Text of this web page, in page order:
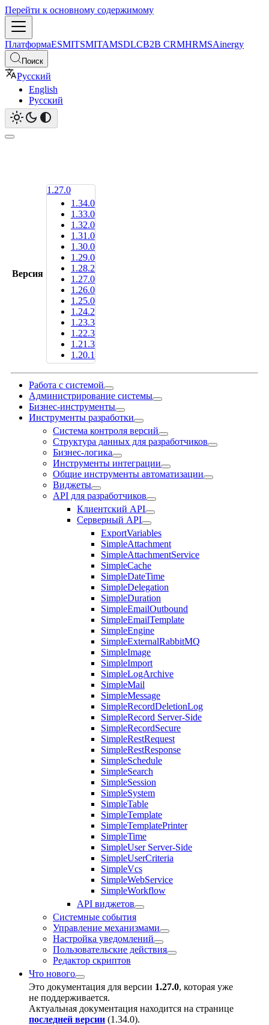
Перейти к основному содержимому
ПлатформаESMITSMITAMSDLCB2B CRMHRMSAinergy
Поиск
Русский
English
Русский
Версия
1.27.0
1.34.0
1.33.0
1.32.0
1.31.0
1.30.0
1.29.0
1.28.2
1.27.0
1.26.0
1.25.0
1.24.2
1.23.3
1.22.3
1.21.3
1.20.1
Работа с системой
Администрирование системы
Бизнес-инструменты
Инструменты разработки
Система контроля версий
Структура данных для разработчиков
Бизнес-логика
Инструменты интеграции
Общие инструменты автоматизации
Виджеты
API для разработчиков
Клиентский API
Серверный API
ExportVariables
SimpleAttachment
SimpleAttachmentService
SimpleCache
SimpleDateTime
SimpleDelegation
SimpleDuration
SimpleEmailOutbound
SimpleEmailTemplate
SimpleEngine
SimpleExternalRabbitMQ
SimpleImage
SimpleImport
SimpleLogArchive
SimpleMail
SimpleMessage
SimpleRecordDeletionLog
SimpleRecord Server-Side
SimpleRecordSecure
SimpleRestRequest
SimpleRestResponse
SimpleSchedule
SimpleSearch
SimpleSession
SimpleSystem
SimpleTable
SimpleTemplate
SimpleTemplatePrinter
SimpleTime
SimpleUser Server-Side
SimpleUserCriteria
SimpleVcs
SimpleWebService
SimpleWorkflow
API виджетов
Системные события
Управление механизмами
Настройка уведомлений
Пользовательские действия
Редактор скриптов
Что нового
Это документация для версии 1.27.0, которая уже
не поддерживается.
Актуальная документация находится на странице
последней версии (1.34.0).